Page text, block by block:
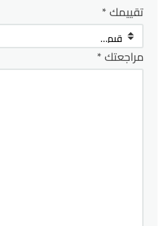
تقييمك*
مراجعتك*